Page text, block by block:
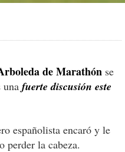
de Marathón se
una fuerte discusión este
españolista encaró y le
perder la cabeza.